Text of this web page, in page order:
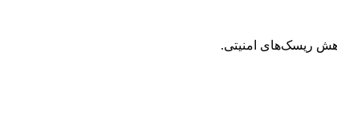
ریسک‌های امنیتی.